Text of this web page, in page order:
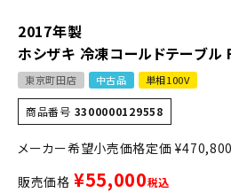
2017年製
ホシザキ 冷凍コールドテーブル
東京町田店 中古品 単相100V
商品番号 3300000129558
定価 ¥470,800
販売価格 ¥55,000税込